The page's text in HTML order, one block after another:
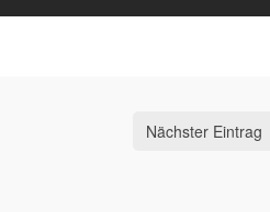
Nächster Eintrag